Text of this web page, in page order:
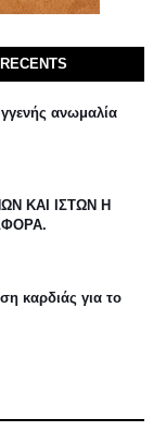
RECENTS
ανωμαλία
ΚΑΙ ΙΣΤΩΝ Η
καρδιάς για το